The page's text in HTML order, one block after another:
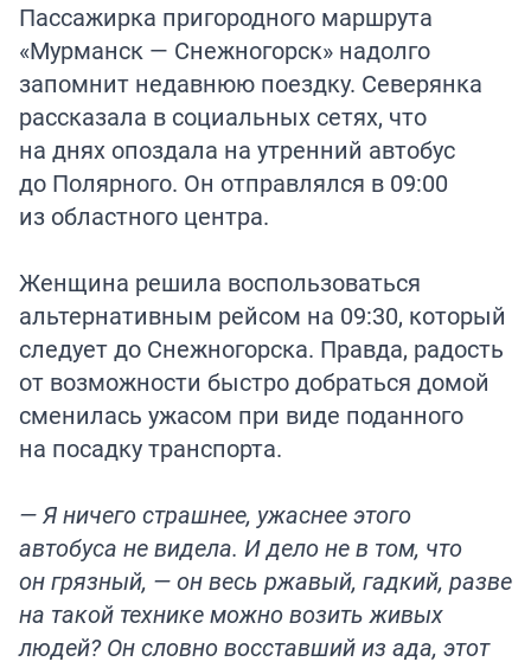
Пассажирка пригородного маршрута
«Мурманск — Снежногорск» надолго
запомнит недавнюю поездку. Северянка
рассказала в социальных сетях, что
на днях опоздала на утренний автобус
до Полярного. Он отправлялся в 09:00
из областного центра.
Женщина решила воспользоваться
альтернативным рейсом на 09:30, который
следует до Снежногорска. Правда, радость
от возможности быстро добраться домой
сменилась ужасом при виде поданного
на посадку транспорта.
— Я ничего страшнее, ужаснее этого
автобуса не видела. И дело не в том, что
он грязный, — он весь ржавый, гадкий, разве
на такой технике можно возить живых
людей? Он словно восставший из ада, этот